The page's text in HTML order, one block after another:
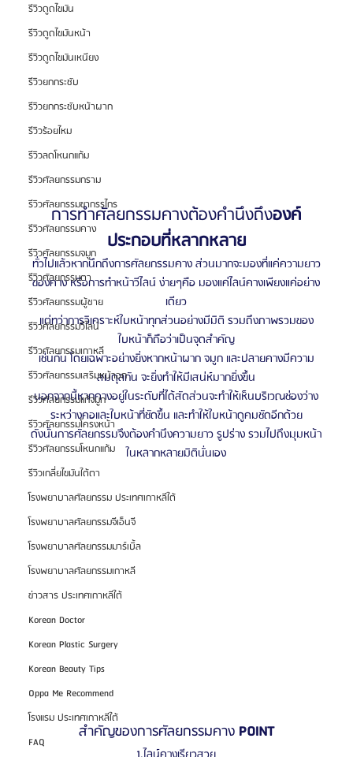
รีวิวดูดไขมัน
รีวิวดูดไขมันหน้า
รีวิวดูดไขมันเหนียง
รีวิวยกกระชับ
รีวิวยกกระชับหน้าผาก
รีวิวร้อยไหม
รีวิวลดโหนกแก้ม
รีวิวศัลยกรรมกราม
รีวิวศัลยกรรมขากรรไกร
รีวิวศัลยกรรมคาง
รีวิวศัลยกรรมจมูก
รีวิวศัลยกรรมตา
รีวิวศัลยกรรมผู้ชาย
รีวิวศัลยกรรมวีไลน์
รีวิวศัลยกรรมเกาหลี
รีวิวศัลยกรรมเสริมหน้าอก
รีวิวศัลยกรรมแก้จมูก
รีวิวศัลยกรรมโครงหน้า
รีวิวศัลยกรรมโหนกแก้ม
รีวิวเกลี่ยไขมันใต้ตา
โรงพยาบาลศัลยกรรม ประเทศเกาหลีใต้
โรงพยาบาลศัลยกรรมจีเอ็นจี
โรงพยาบาลศัลยกรรมมาร์เบิ้ล
โรงพยาบาลศัลยกรรมเกาหลี
ข่าวสาร ประเทศเกาหลีใต้
Korean Doctor
Korean Plastic Surgery
Korean Beauty Tips
Oppa Me Recommend
โรงแรม ประเทศเกาหลีใต้
FAQ
การทำศัลยกรรมคางต้องคำนึงถึงองค์
ประกอบที่หลากหลาย
ทั่วไปแล้วหากนึกถึงการศัลยกรรมคาง ส่วนมากจะมองที่แค่ความยาว
ของคาง หรือการทำหน้าวีไลน์ ง่ายๆคือ มองแค่ไลน์คางเพียงแค่อย่าง
เดียว
แต่ทว่าการวิเคราะห์ใบหน้าทุกส่วนอย่างมีมิติ รวมถึงภาพรวมของ
ใบหน้าก็ถือว่าเป็นจุดสำคัญ
เช่นกัน โดยเฉพาะอย่างยิ่งหากหน้าผาก จมูก และปลายคางมีความ
สมดุลกัน จะยิ่งทำให้มีเสน่ห์มากยิ่งขึ้น
นอกจากนี้หากคางอยู่ในระดับที่ได้สัดส่วนจะทำให้เห็นบริเวณช่องว่าง
ระหว่างคอและใบหน้าที่ชัดขึ้น และทำให้ใบหน้าดูคมชัดอีกด้วย
ดังนั้นการศัลยกรรมจึงต้องคำนึงความยาว รูปร่าง รวมไปถึงมุมหน้า
ในหลากหลายมิตินั่นเอง
สำคัญของการศัลยกรรมคาง POINT